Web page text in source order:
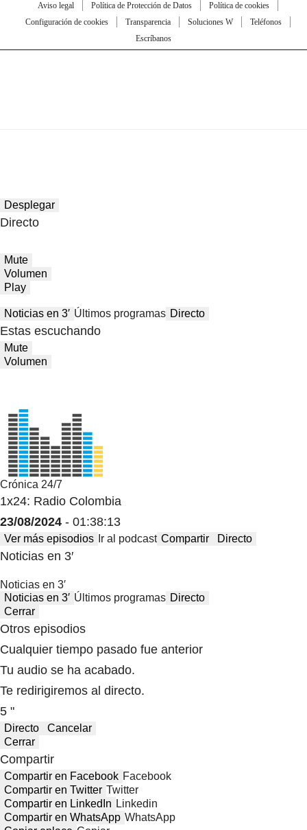
Aviso legal Política de Protección de Datos
Política de cookies
Configuración de cookies
Transparencia Soluciones W
Teléfonos
Escríbanos
Desplegar
Directo
Mute
Volumen
Play
Noticias en 3′ Últimos programas Directo
Estas escuchando
Mute
Volumen
Crónica 24/7
1x24: Radio Colombia
23/08/2024 - 01:38:13
Ver más episodios Ir al podcast Compartir Directo
Noticias en 3′
Noticias en 3′
Noticias en 3′ Últimos programas Directo
Cerrar
Otros episodios
Cualquier tiempo pasado fue anterior
Tu audio se ha acabado.
Te redirigiremos al directo.
5 "
Directo
Cancelar
Cerrar
Compartir
Compartir en Facebook Facebook
Compartir en Twitter Twitter
Compartir en LinkedIn Linkedin
Compartir en WhatsApp WhatsApp